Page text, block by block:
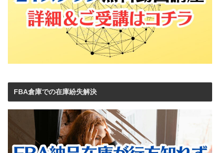
FBA倉庫での在庫紛失解決